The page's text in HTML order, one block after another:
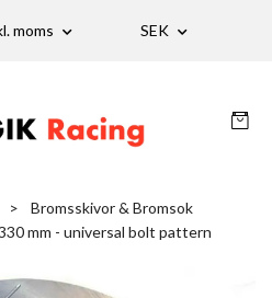
moms SEK
Bromsskivor & Bromsok
mm - universal bolt pattern